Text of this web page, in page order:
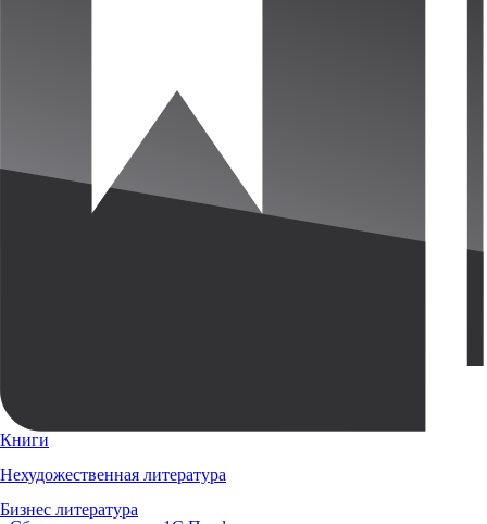
Книги
Нехудожественная литература
Бизнес литература